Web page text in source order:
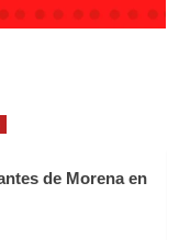
de Morena en